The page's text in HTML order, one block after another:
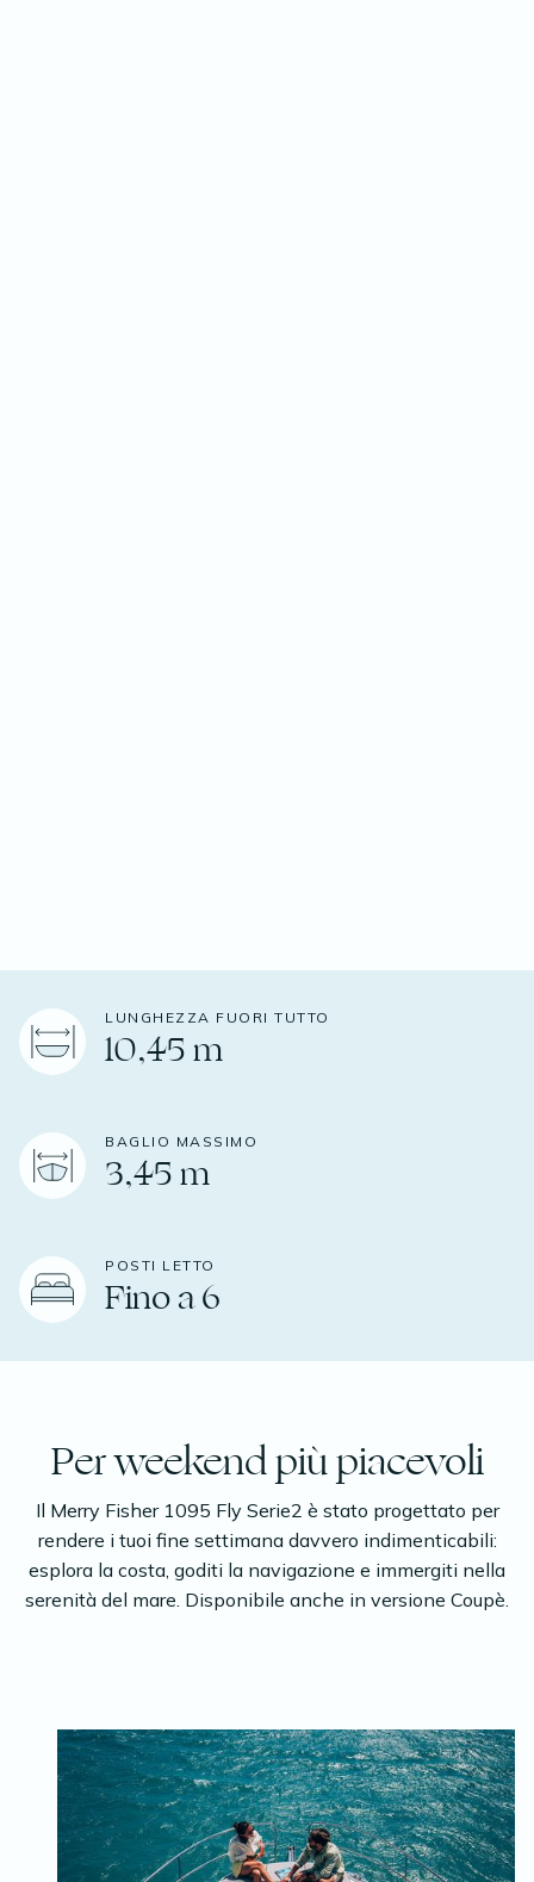
LUNGHEZZA FUORI TUTTO
10,45 m
BAGLIO MASSIMO
3,45 m
POSTI LETTO
Fino a 6
Per weekend più piacevoli
Il Merry Fisher 1095 Fly Serie2 è stato progettato per
rendere i tuoi fine settimana davvero indimenticabili:
esplora la costa, goditi la navigazione e immergiti nella
serenità del mare. Disponibile anche in versione Coupè.